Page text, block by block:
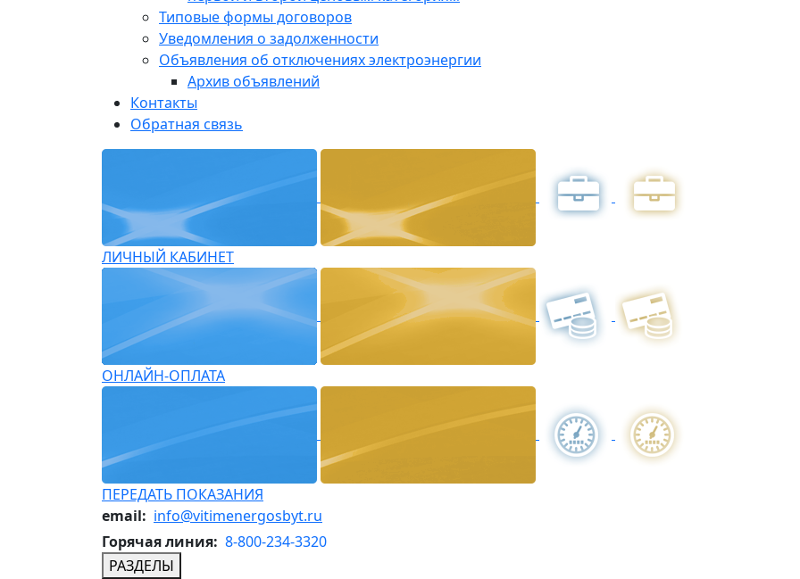
Типовые формы договоров
Уведомления о задолженности
Объявления об отключениях электроэнергии
Архив объявлений
Контакты
Обратная связь
ЛИЧНЫЙ КАБИНЕТ
ОНЛАЙН-ОПЛАТА
ПЕРЕДАТЬ ПОКАЗАНИЯ
email: info@vitimenergosbyt.ru
Горячая линия: 8-800-234-3320
РАЗДЕЛЫ